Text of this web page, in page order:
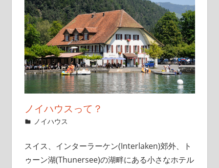
ノイハウスって？
2019年12月2日
管理者
ノイハウス
スイス、インターラーケン(Interlaken)郊外、ト
ゥーン湖(Thunersee)の湖畔にある小さなホテル